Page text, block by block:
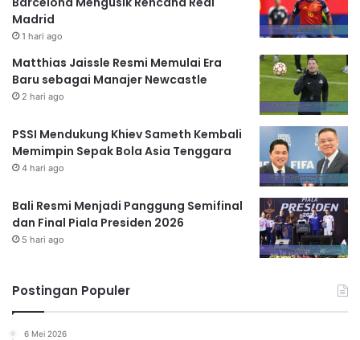
Madrid
1 hari ago
Matthias Jaissle Resmi Memulai Era
Baru sebagai Manajer Newcastle
2 hari ago
PSSI Mendukung Khiev Sameth Kembali
Memimpin Sepak Bola Asia Tenggara
4 hari ago
Bali Resmi Menjadi Panggung Semifinal
dan Final Piala Presiden 2026
5 hari ago
Postingan Populer
6 Mei 2026